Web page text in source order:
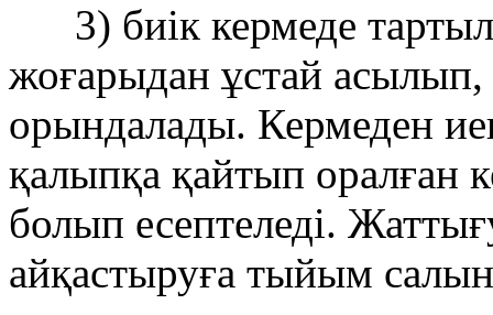
3) биік кермеде
жоғарыдан ұстай асылып,
орындалады. Кермеден
қалыпқа қайтып оралған
болып есептеледі.
айқастыруға тыйым